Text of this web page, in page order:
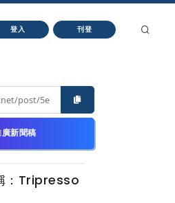
登入 刊登
新聞稿
：Tripresso